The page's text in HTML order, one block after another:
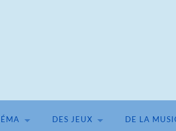
DES JEUX DE LA